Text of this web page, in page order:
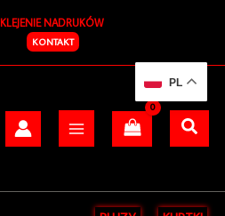
KLEJENIE NADRUKÓW
KONTAKT
PL